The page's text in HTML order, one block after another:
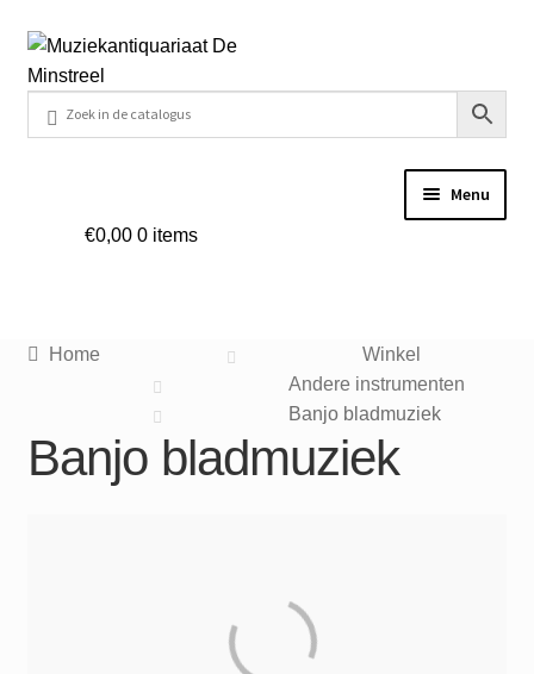
Ga
door
navigatie
Ga
naar
inhoud
Menu
Veel gestelde vragen
Winkel
€0,00 0 items
Home
Winkel
Andere instrumenten
Banjo bladmuziek
Banjo bladmuziek